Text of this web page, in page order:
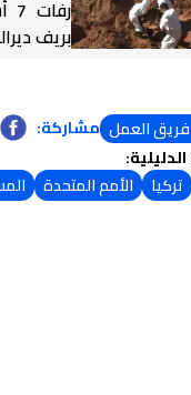
بريف
فريق العمل مشاركة:
تركيا الأمم المتحدة